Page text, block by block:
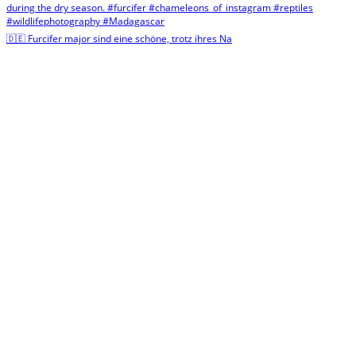
🇩🇪 Furcifer major sind eine schöne, trotz ihres Na